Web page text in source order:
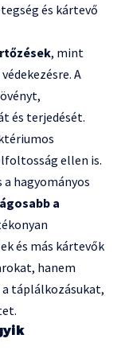
és kártevő
, mint
A
és terjedését.
ellen is.
a hagyományos
a
és más kártevők
hanem
táplálkozásukat,